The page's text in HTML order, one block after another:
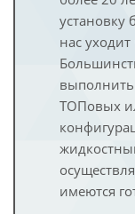
установку
нас
ТОПовых
имеются